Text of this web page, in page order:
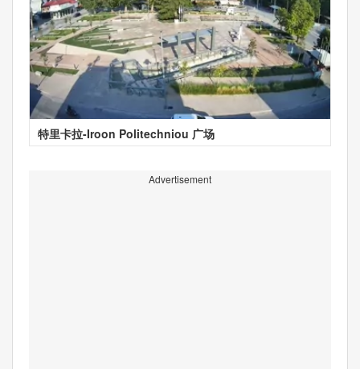
特里卡拉-Iroon Politechniou 广场
Advertisement